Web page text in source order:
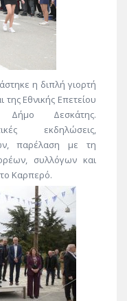
η διπλή γιορτή
Εθνικής Επετείου
Δεσκάτης.
εκδηλώσεις,
παρέλαση με τη
συλλόγων και
Καρπερό.